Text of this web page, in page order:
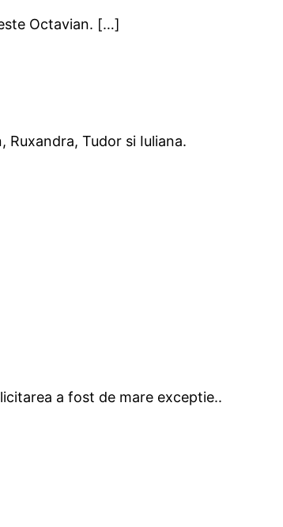
Octavian. […]
Ruxandra, Tudor si Iuliana.
a fost de mare exceptie..